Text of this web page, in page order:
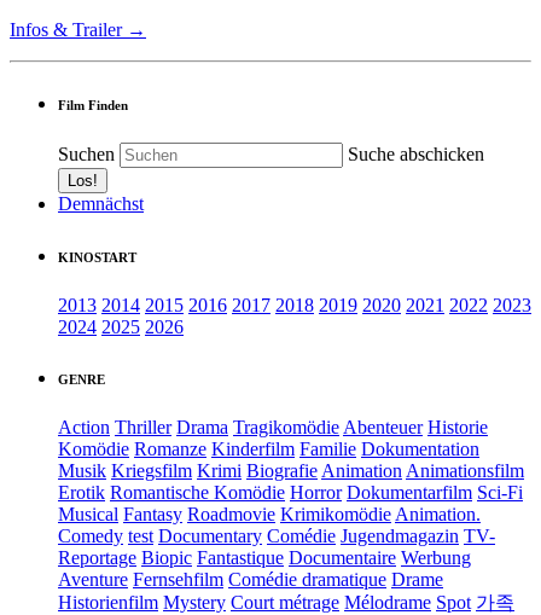
Infos & Trailer →
Film Finden
Suchen Suche abschicken
Demnächst
KINOSTART
2013 2014 2015 2016 2017 2018 2019 2020 2021 2022 2023
2024 2025 2026
GENRE
Action Thriller Drama TragikomödieAbenteuer Historie
Komödie Romanze Kinderfilm Familie Dokumentation
Musik Kriegsfilm Krimi BiografieAnimationAnimationsfilm
Erotik Romantische Komödie Horror Dokumentarfilm Sci-Fi
Musical Fantasy Roadmovie KrimikomödieAnimation.
Comedy test Documentary Comédie Jugendmagazin TV-
Reportage Biopic Fantastique Documentaire Werbung
Aventure Fernsehfilm Comédie dramatique Drame
Historienfilm Mystery Court métrage Mélodrame Spot 가족